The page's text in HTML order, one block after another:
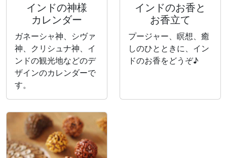
インドの神様
カレンダー
ガネーシャ神、シヴァ
神、クリシュナ神、イ
ンドの観光地などのデ
ザインのカレンダーで
す。
インドのお香と
お香立て
プージャー、瞑想、癒
しのひとときに、イン
ドのお香をどうぞ♪